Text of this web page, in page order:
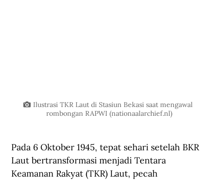
Ilustrasi TKR Laut di Stasiun Bekasi saat mengawal
rombongan RAPWI (nationaalarchief.nl)
Pada 6 Oktober 1945, tepat sehari setelah BKR
Laut bertransformasi menjadi Tentara
Keamanan Rakyat (TKR) Laut, pecah